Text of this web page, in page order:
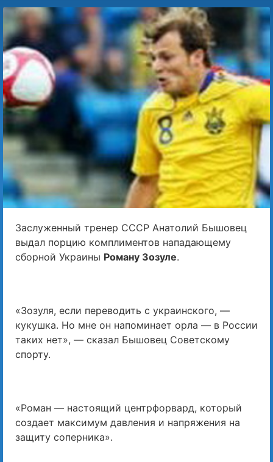
Заслуженный тренер СССР Анатолий Бышовец
выдал порцию комплиментов нападающему
сборной Украины Роману Зозуле.
«Зозуля, если переводить с украинского, —
кукушка. Но мне он напоминает орла — в России
таких нет», — сказал Бышовец Советскому
спорту.
«Роман — настоящий центрфорвард, который
создает максимум давления и напряжения на
защиту соперника».